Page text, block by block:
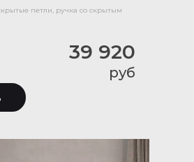
39 920
руб
петли, ручка со скрытым